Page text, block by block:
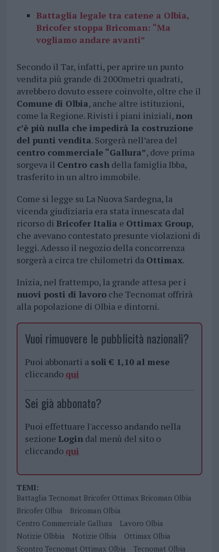
Battaglia legale tra catene a Olbia,
Bricofer stoppa Bricoman: “Ma
vogliamo andare avanti”
Secondo il Tar, infatti, per aprire un punto
vendita più grande di 2000metri quadrati,
avrebbero dovuto essere coinvolte, oltre che il
Comune di Olbia, anche altre istituzioni,
come la Regione. Rivisti i piani iniziali, non
c’è più nulla che impedirà la costruzione
del punti vendita. Sorgerà nell’area del
centro commerciale “Gallura”, dove prima
sorgeva il Centro cashdella famiglia Ibba,
trasferito in un altro immobile.
Come si legge su La Nuova Sardegna, la
vicenda giudiziaria era stata innescata dal
ricorso di Bricofer Italia e Ottimax Group,
che avevano contestato presunte violazioni di
leggi. Adesso il negozio della concorrenza
sorgerà a circa tre chilometri da Ottimax.
Inizia, nel frattempo, la grande attesa per i
nuovi posti di lavoroche Tecnomat offrirà
alla popolazione di Olbia e dintorni.
Vuoi rimuovere le pubblicità nazionali?
Puoi abbonarti a soli € 1,10 al mese
cliccando qui
Sei già abbonato?
Puoi effettuare l'accesso andando nella
sezione Logindal menù del sito o
cliccando qui
TEMI:
Battaglia Tecnomat Bricofer Ottimax Bricoman Olbia
Bricofer Olbia
Bricoman Olbia
Centro Commerciale Gallura
Lavoro Olbia
Notizie Olbbia
Notizie Olbia
Ottimax Olbia
Scontro Tecnomat Ottimax Olbia
Tecnomat Olbia